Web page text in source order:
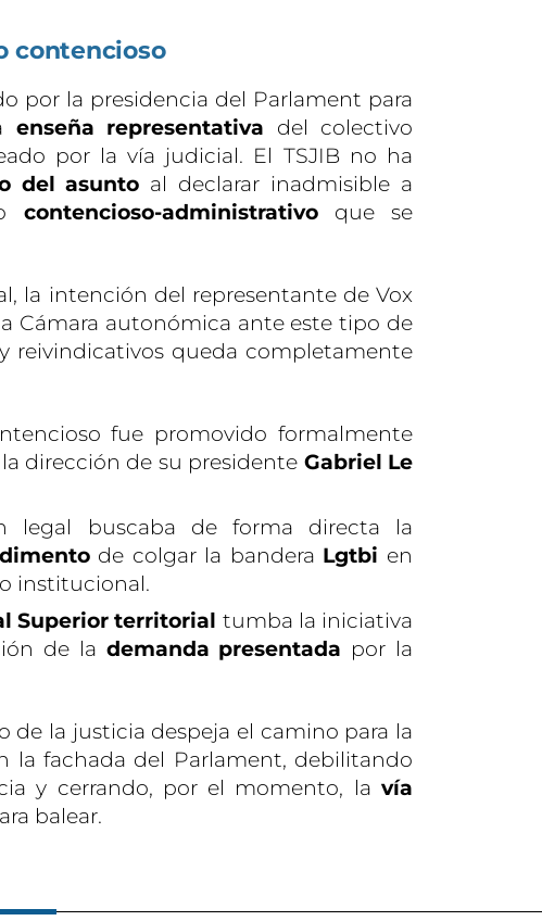
contencioso
por la presidencia del Parlament para
enseña representativa del colectivo
por la vía judicial. El TSJIB no ha
del asunto al declarar inadmisible a
contencioso-administrativoque se
la intención del representante de Vox
Cámara autonómica ante este tipo de
y reivindicativos queda completamente
fue promovido formalmente
dirección de su presidente Gabriel Le
legal buscaba de forma directa la
de colgar la bandera Lgtbi en
institucional.
Superior territorial tumba la iniciativa
de la demanda presentada por la
de la justicia despeja el camino para la
la fachada del Parlament, debilitando
y cerrando, por el momento, la vía
balear.